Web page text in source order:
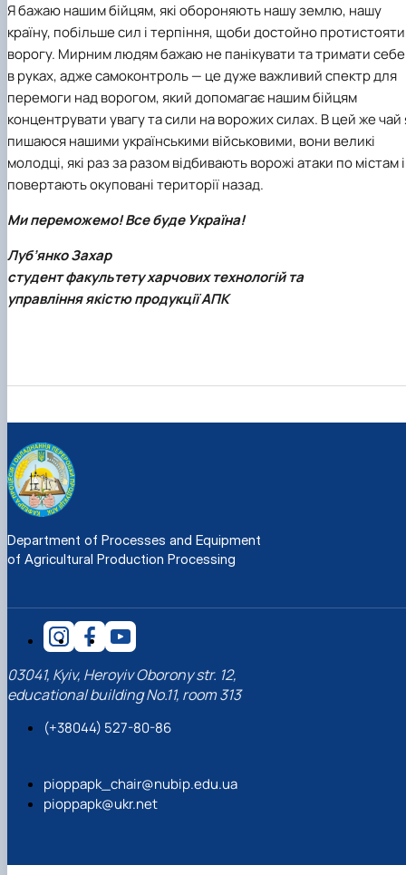
Я бажаю нашим бійцям, які обороняють нашу землю, нашу
країну, побільше сил і терпіння, щоби достойно протистояти
ворогу. Мирним людям бажаю не панікувати та тримати себе
в руках, адже самоконтроль — це дуже важливий спектр для
перемоги над ворогом, який допомагає нашим бійцям
концентрувати увагу та сили на ворожих силах. В цей же чай
пишаюся нашими українськими військовими, вони великі
молодці, які раз за разом відбивають ворожі атаки по містам і
повертають окуповані території назад.
Ми переможемо! Все буде Україна!
Луб’янко Захар
студент факультету харчових технологій та
управління якістю продукції АПК
Department of Processes and Equipment
of Agricultural Production Processing
03041, Kyiv, Heroyiv Oborony str. 12,
educational building No.11, room 313
(+38044) 527-80-86
pioppapk_chair@nubip.edu.ua
pioppapk@ukr.net